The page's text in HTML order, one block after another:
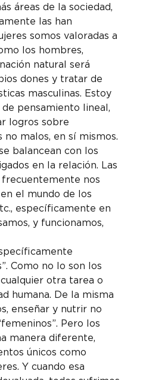
áreas de la sociedad,
las han
somos valoradas a
los hombres,
natural será
dones y tratar de
masculinas. Estoy
pensamiento lineal,
logros sobre
no malos, en sí mismos.
balancean con los
en la relación. Las
frecuentemente nos
el mundo de los
específicamente en
y funcionamos,
Como no lo son los
otra tarea o
humana. De la misma
enseñar y nutrir no
Pero los
manera diferente,
únicos como
Y cuando esa